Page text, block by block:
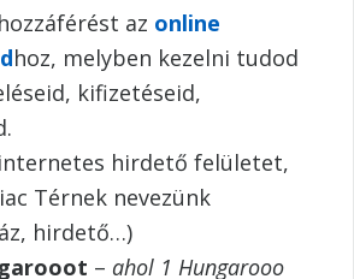
az online
hoz, melyben kezelni tudod
kifizetéseid,
hirdető felületet,
Térnek nevezünk
hirdető…)
– ahol 1 Hungarooo